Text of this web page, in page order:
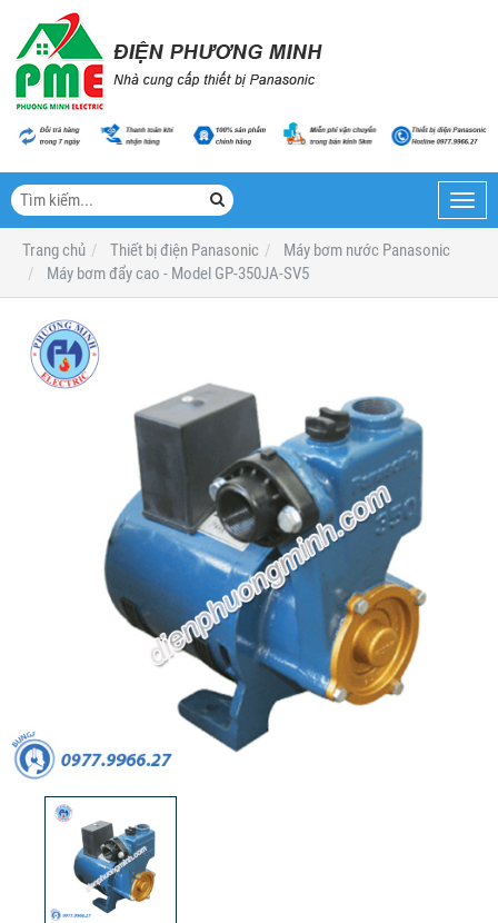
Trang chủ
Thiết bị điện Panasonic
Máy bơm nước Panasonic
Máy bơm đẩy cao - Model GP-350JA-SV5